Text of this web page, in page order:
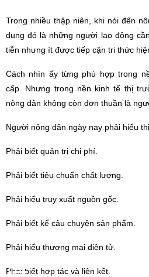
Trong nhiều thập niên, khi nói đến
dung đó là những người lao động
tiễn nhưng ít được tiếp cận tri thức
Cách nhìn ấy từng phù hợp trong
cấp. Nhưng trong nền kinh tế thị
nông dân không còn đơn thuần là
Người nông dân ngày nay phải hiểu
Phải biết quản trị chi phí.
Phải biết tiêu chuẩn chất lượng.
Phải hiểu truy xuất nguồn gốc.
Phải biết kể câu chuyện sản phẩm.
Phải hiểu thương mại điện tử.
Phải biết hợp tác và liên kết.